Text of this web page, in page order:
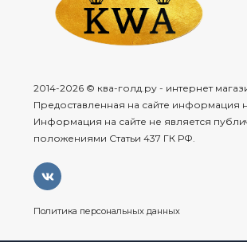
2014-2026 © ква-голд.ру - интернет
Предоставленная на сайте информация
Информация на сайте не является
положениями Статьи 437 ГК РФ.
Политика персональных данных